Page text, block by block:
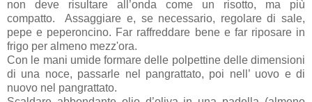
non deve risultare all’onda come un risotto, ma più
compatto. Assaggiare e, se necessario, regolare di sale,
pepe e peperoncino. Far raffreddare bene e far riposare in
frigo per almeno mezz'ora.
Con le mani umide formare delle polpettine delle dimensioni
di una noce, passarle nel pangrattato, poi nell’ uovo e di
nuovo nel pangrattato.